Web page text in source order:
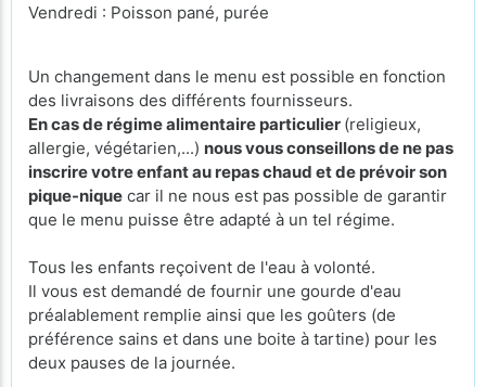
Vendredi : Poisson pané, purée
Un changement dans le menu est possible en fonction
des livraisons des différents fournisseurs.
En cas de régime alimentaire particulier (religieux,
allergie, végétarien,...) nous vous conseillons de ne pas
inscrire votre enfant au repas chaud et de prévoir son
pique-nique car il ne nous est pas possible de garantir
que le menu puisse être adapté à un tel régime.
Tous les enfants reçoivent de l'eau à volonté.
Il vous est demandé de fournir une gourde d'eau
préalablement remplie ainsi que les goûters (de
préférence sains et dans une boite à tartine) pour les
deux pauses de la journée.